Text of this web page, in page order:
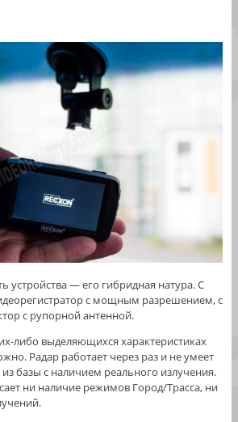
устройства — его гибридная натура. С
с мощным разрешением, с
с рупорной антенной.
либо выделяющихся характеристиках
Радар работает через раз и не умеет
базы с наличием реального излучения.
ни наличие режимов Город/Трасса, ни